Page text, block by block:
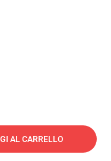
AL CARRELLO